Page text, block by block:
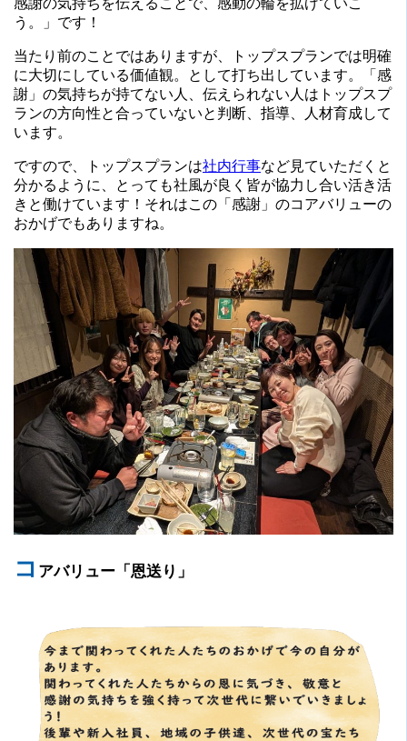
感謝の気持ちを伝えることで、感動の輪を拡げていこ
う。」です！
当たり前のことではありますが、トップスプランでは明確
に大切にしている価値観。として打ち出しています。「感
謝」の気持ちが持てない人、伝えられない人はトップスプ
ランの方向性と合っていないと判断、指導、人材育成して
います。
ですので、トップスプランは社内行事など見ていただくと
分かるように、とっても社風が良く皆が協力し合い活き活
きと働けています！それはこの「感謝」のコアバリューの
おかげでもありますね。
コ アバリュー「恩送り」